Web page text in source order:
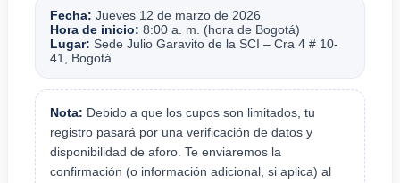
Fecha: Jueves 12 de marzo de 2026
Hora de inicio: 8:00 a. m. (hora de Bogotá)
Lugar: Sede Julio Garavito de la SCI – Cra 4 # 10-
41, Bogotá
Nota: Debido a que los cupos son limitados, tu
registro pasará por una verificación de datos y
disponibilidad de aforo. Te enviaremos la
confirmación (o información adicional, si aplica) al